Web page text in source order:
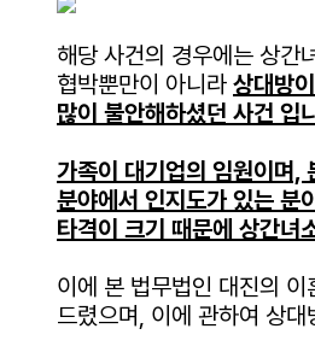
해당 사건의 경우에는 상간
협박뿐만이 아니라 상대방
많이 불안해하셨던 사건 입
가족이 대기업의 임원이며,
분야에서 인지도가 있는 분
타격이 크기 때문에 상간녀
이에 본 법무법인 대진의
드렸으며, 이에 관하여 상